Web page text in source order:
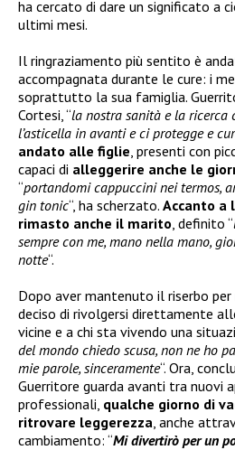
ha cercato di dare un significato a
ultimi mesi.
Il ringraziamento più sentito è
accompagnata durante le cure: i
soprattutto la sua famiglia.
Cortesi, “la nostra sanità e la ricerca
l’asticella in avanti e ci protegge e
andato alle figlie , presenti con
capaci di alleggerire anche le
“portandomi cappuccini nei termos,
gin tonic“, ha scherzato. Accanto a
rimasto anche il marito , definito “
sempre con me, mano nella mano,
notte“.
Dopo aver mantenuto il riserbo per
deciso di rivolgersi direttamente
vicine e a chi sta vivendo una
del mondo chiedo scusa, non ne ho
mie parole, sinceramente“. Ora,
Guerritore guarda avanti tra nuovi
professionali, qualche giorno di
ritrovare leggerezza , anche
cambiamento: “Mi divertirò per un